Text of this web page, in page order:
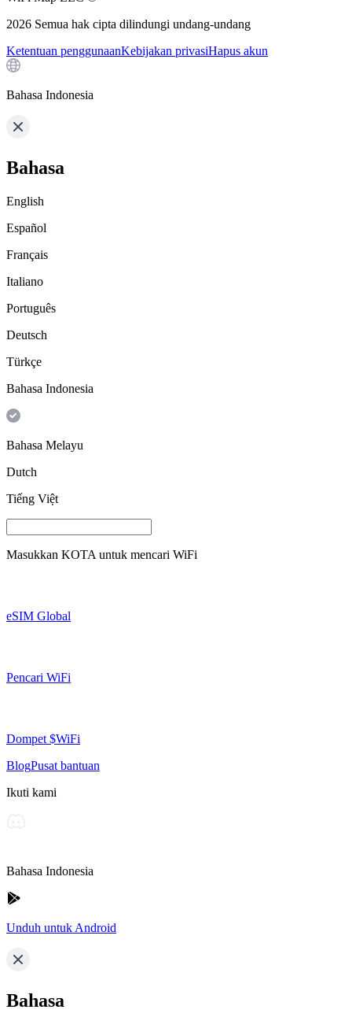
2026 Semua hak cipta dilindungi undang-undang
Ketentuan penggunaanKebijakan privasiHapus akun
Bahasa Indonesia
Bahasa
English
Español
Français
Italiano
Português
Deutsch
Türkçe
Bahasa Indonesia
Bahasa Melayu
Dutch
Tiếng Việt
Masukkan KOTA untuk mencari WiFi
eSIM Global
Pencari WiFi
Dompet $WiFi
BlogPusat bantuan
Ikuti kami
Bahasa Indonesia
Unduh untuk Android
Bahasa